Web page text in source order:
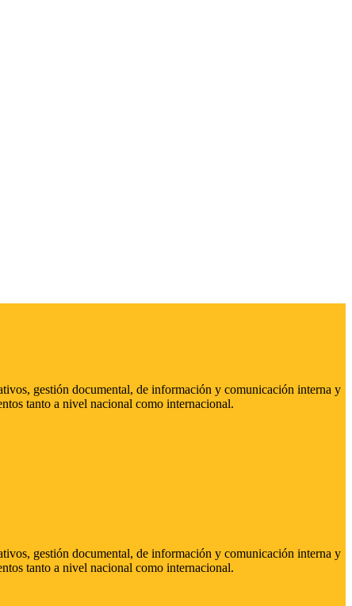
gestión documental, de información y comunicación interna y
tanto a nivel nacional como internacional.
gestión documental, de información y comunicación interna y
tanto a nivel nacional como internacional.